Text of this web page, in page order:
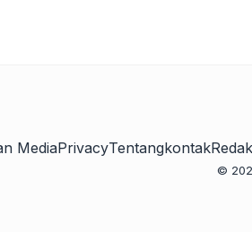
MediaPrivacyTentangkontak
©